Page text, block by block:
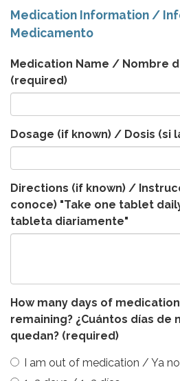
Medication Information /
Medicamento
Medication Name / Nombre
(required)
Dosage (if known) / Dosis (si
Directions (if known) /
conoce) "Take one tablet
tableta diariamente"
How many days of
remaining? ¿Cuántos días de
quedan? (required)
I am out of medication / Ya